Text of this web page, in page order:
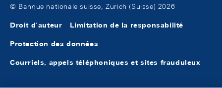
© Banque nationale suisse, Zurich (Suisse) 2026
Droit d'auteur Limitation de la responsabilité
Protection des données
Courriels, appels téléphoniques et sites frauduleux